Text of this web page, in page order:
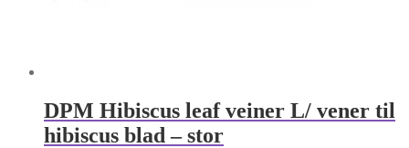
DPM Hibiscus leaf veiner L/ vener til
hibiscus blad – stor